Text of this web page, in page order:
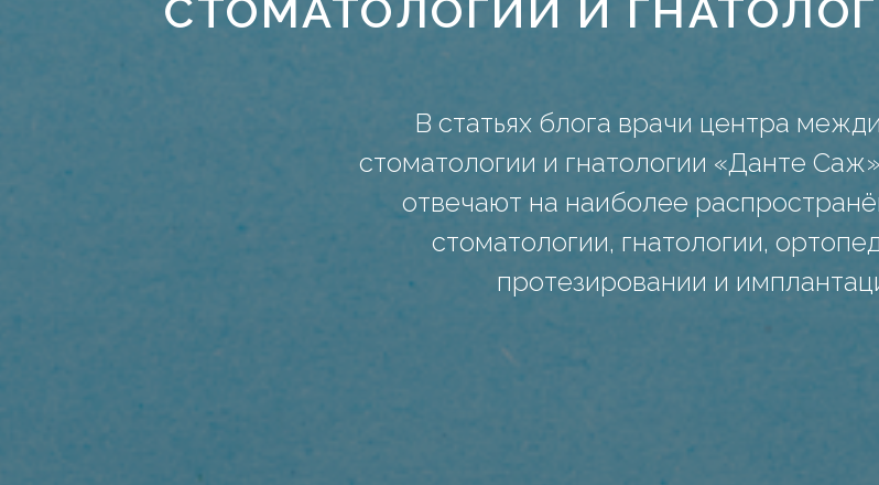
СТОМАТОЛОГИИ И
В статьях блога врачи центра
стоматологии и гнатологии «Данте
отвечают на наиболее
стоматологии, гнатологии,
протезировании и